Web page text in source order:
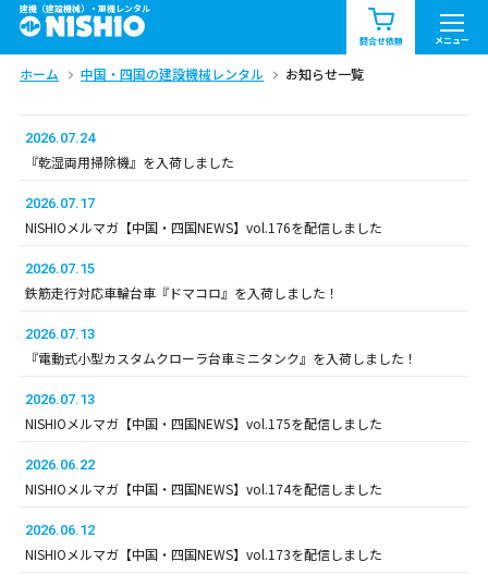
建機（建設機械）・重機レンタル
問合せ依頼 メニュー
商品一覧 お知らせ一覧
問合せ依頼リスト お問合せ
中部 関西 中国・四国
九州・沖縄（外部）
ホーム 中国・四国の建設機械レンタル お知らせ一覧
2026.07.24
『乾湿両用掃除機』を入荷しました
2026.07.17
NISHIOメルマガ【中国・四国NEWS】vol.176を配信しました
2026.07.15
鉄筋走行対応車輪台車『ドマコロ』を入荷しました！
2026.07.13
『電動式小型カスタムクローラ台車ミニタンク』を入荷しました！
2026.07.13
NISHIOメルマガ【中国・四国NEWS】vol.175を配信しました
2026.06.22
NISHIOメルマガ【中国・四国NEWS】vol.174を配信しました
2026.06.12
NISHIOメルマガ【中国・四国NEWS】vol.173を配信しました